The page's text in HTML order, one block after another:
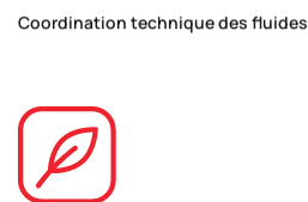
Coordination technique des fluides